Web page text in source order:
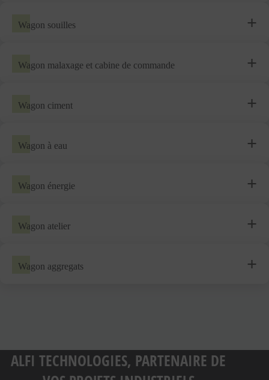
Wagon souilles
Wagon malaxage et cabine de commande
Wagon ciment
Wagon à eau
Wagon énergie
Wagon atelier
Wagon aggregats
ALFI TECHNOLOGIES, PARTENAIRE DE